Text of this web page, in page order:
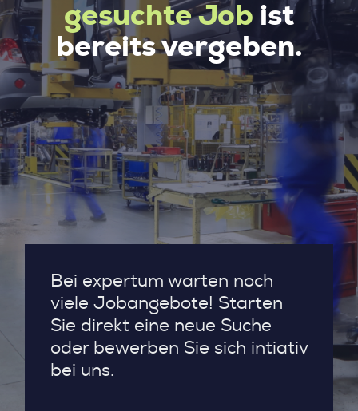
gesuchte Job ist
bereits vergeben.
Bei expertum warten noch
viele Jobangebote! Starten
Sie direkt eine neue Suche
oder bewerben Sie sich intiativ
bei uns.